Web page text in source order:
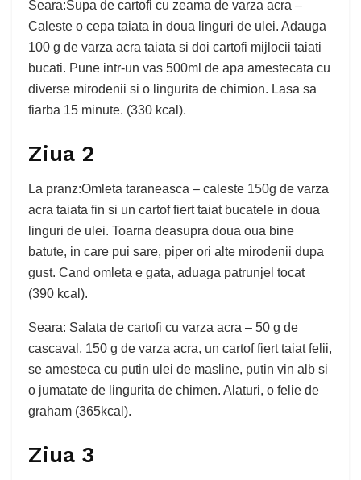
Seara:Supa de cartofi cu zeama de varza acra –
Caleste o cepa taiata in doua linguri de ulei. Adauga
100 g de varza acra taiata si doi cartofi mijlocii taiati
bucati. Pune intr-un vas 500ml de apa amestecata cu
diverse mirodenii si o lingurita de chimion. Lasa sa
fiarba 15 minute. (330 kcal).
Ziua 2
La pranz:Omleta taraneasca – caleste 150g de varza
acra taiata fin si un cartof fiert taiat bucatele in doua
linguri de ulei. Toarna deasupra doua oua bine
batute, in care pui sare, piper ori alte mirodenii dupa
gust. Cand omleta e gata, aduaga patrunjel tocat
(390 kcal).
Seara: Salata de cartofi cu varza acra – 50 g de
cascaval, 150 g de varza acra, un cartof fiert taiat felii,
se amesteca cu putin ulei de masline, putin vin alb si
o jumatate de lingurita de chimen. Alaturi, o felie de
graham (365kcal).
Ziua 3